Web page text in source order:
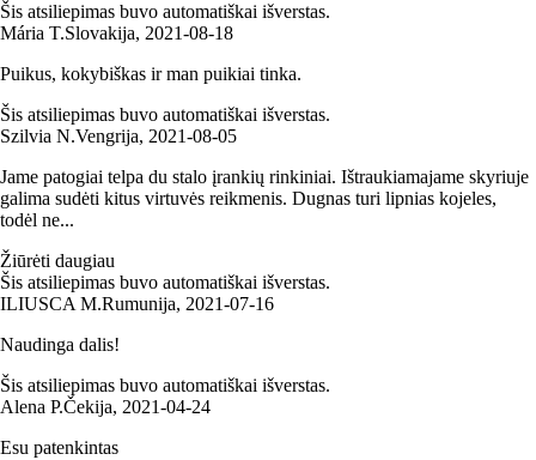
Šis atsiliepimas buvo automatiškai išverstas.
Mária T.Slovakija, 2021‑08‑18
Puikus, kokybiškas ir man puikiai tinka.
Šis atsiliepimas buvo automatiškai išverstas.
Szilvia N.Vengrija, 2021‑08‑05
Jame patogiai telpa du stalo įrankių rinkiniai. Ištraukiamajame skyriuje
galima sudėti kitus virtuvės reikmenis. Dugnas turi lipnias kojeles,
todėl ne...
Žiūrėti daugiau
Šis atsiliepimas buvo automatiškai išverstas.
ILIUSCA M.Rumunija, 2021‑07‑16
Naudinga dalis!
Šis atsiliepimas buvo automatiškai išverstas.
Alena P.Čekija, 2021‑04‑24
Esu patenkintas